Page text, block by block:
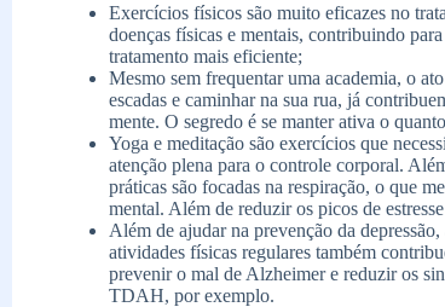
Exercícios físicos são muito eficazes no
doenças físicas e mentais, contribuindo
tratamento mais eficiente;
Mesmo sem frequentar uma academia, o
escadas e caminhar na sua rua, já
mente. O segredo é se manter ativa o
Yoga e meditação são exercícios que
atenção plena para o controle corporal.
práticas são focadas na respiração, o que
mental. Além de reduzir os picos de
Além de ajudar na prevenção da
atividades físicas regulares também
prevenir o mal de Alzheimer e reduzir os
TDAH, por exemplo.